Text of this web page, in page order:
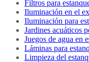
Filtros para
Iluminación en el
Iluminación para
Jardines acuáticos
Juegos de agua en
Láminas para
Limpieza del